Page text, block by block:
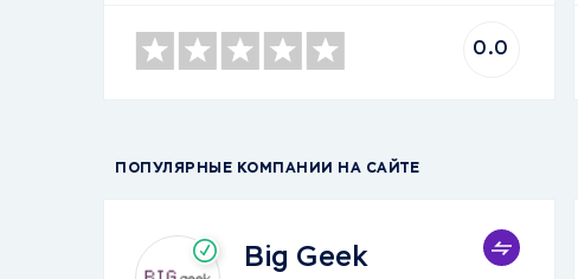
0.0
ПОПУЛЯРНЫЕ КОМПАНИИ НА САЙТЕ
Big Geek